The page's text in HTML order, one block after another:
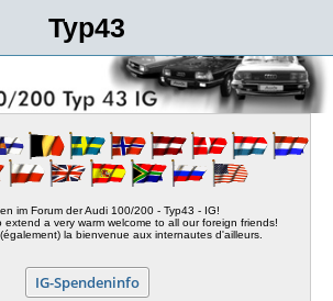
Typ43
im Forum der Audi 100/200 - Typ43 - IG!
extend a very warm welcome to all our foreign friends!
la bienvenue aux internautes d'ailleurs.
IG-Spendeninfo